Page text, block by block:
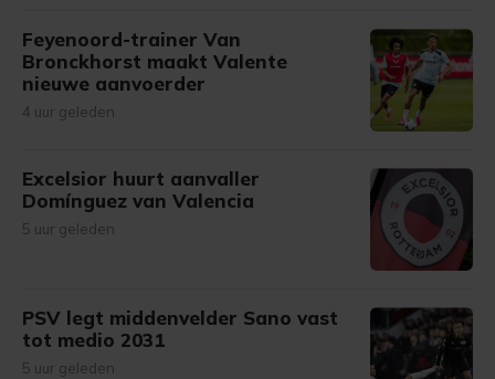
Feyenoord-trainer Van
Bronckhorst maakt Valente
nieuwe aanvoerder
4 uur geleden
Excelsior huurt aanvaller
Domínguez van Valencia
5 uur geleden
PSV legt middenvelder Sano vast
tot medio 2031
5 uur geleden